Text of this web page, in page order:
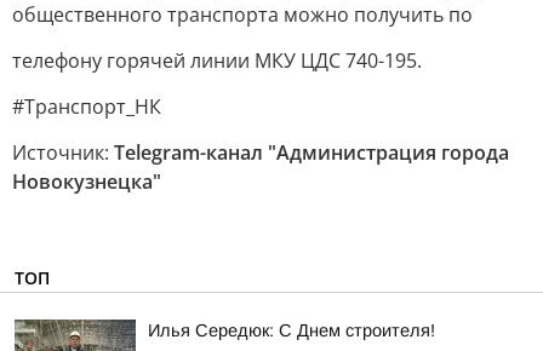
общественного транспорта можно получить по
телефону горячей линии МКУ ЦДС 740-195.
#Транспорт_НК
Источник: Telegram-канал "Администрация города
Новокузнецка"
ТОП
Илья Середюк: С Днем строителя!